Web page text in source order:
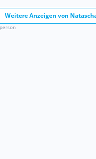
Weitere Anzeigen von